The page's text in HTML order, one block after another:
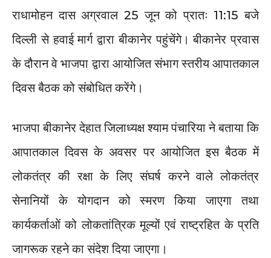
राधामोहन दास अग्रवाल 25 जून को प्रातः 11:15 बजे
दिल्ली से हवाई मार्ग द्वारा बीकानेर पहुंचेंगे। बीकानेर प्रवास
के दौरान वे भाजपा द्वारा आयोजित संभाग स्तरीय आपातकाल
दिवस बैठक को संबोधित करेंगे।
भाजपा बीकानेर देहात जिलाध्यक्ष श्याम पंचारिया ने बताया कि
आपातकाल दिवस के अवसर पर आयोजित इस बैठक में
लोकतंत्र की रक्षा के लिए संघर्ष करने वाले लोकतंत्र
सेनानियों के योगदान को स्मरण किया जाएगा तथा
कार्यकर्ताओं को लोकतांत्रिक मूल्यों एवं राष्ट्रहित के प्रति
जागरूक रहने का संदेश दिया जाएगा।